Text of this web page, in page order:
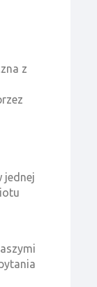
z
jednej